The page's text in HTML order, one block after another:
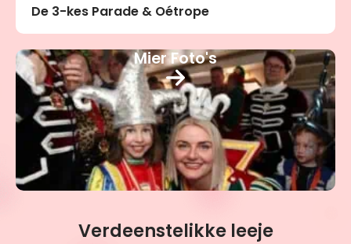
De 3-kes Parade & Oétrope
Mier Foto's
Verdeenstelikke leeje